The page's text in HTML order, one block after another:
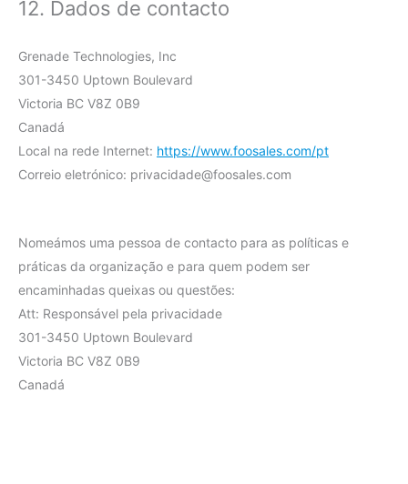
12. Dados de contacto
Grenade Technologies, Inc
301-3450 Uptown Boulevard
Victoria BC V8Z 0B9
Canadá
Local na rede Internet: https://www.foosales.com/pt
Correio eletrónico: privacidade@foosales.com
Nomeámos uma pessoa de contacto para as políticas e
práticas da organização e para quem podem ser
encaminhadas queixas ou questões:
Att: Responsável pela privacidade
301-3450 Uptown Boulevard
Victoria BC V8Z 0B9
Canadá